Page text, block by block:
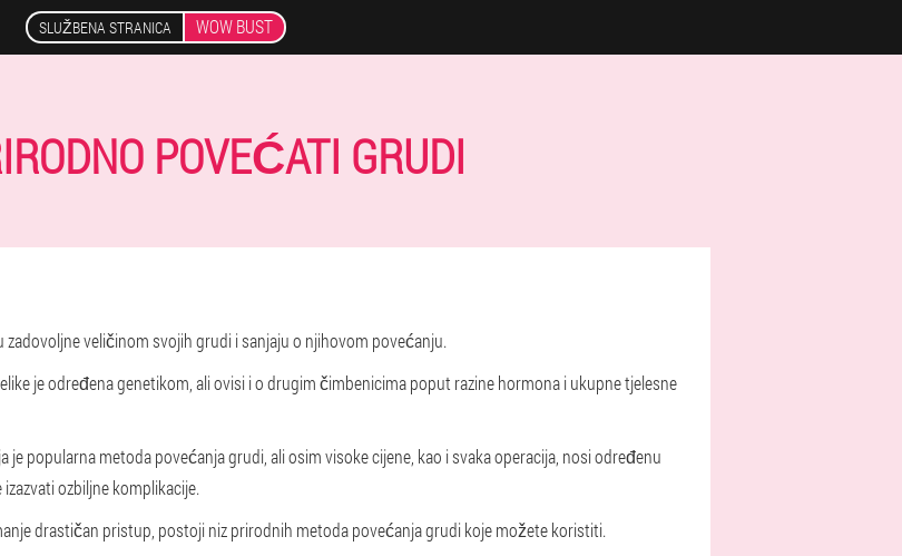
SLUŽBENA STRANICA WOW BUST
POVEĆATI GRUDI
zadovoljne veličinom svojih grudi i sanjaju o njihovom povećanju.
je određena genetikom, ali ovisi i o drugim čimbenicima poput razine hormona i ukupne tjelesne
je popularna metoda povećanja grudi, ali osim visoke cijene, kao i svaka operacija, nosi određenu
ozbiljne komplikacije.
drastičan pristup, postoji niz prirodnih metoda povećanja grudi koje možete koristiti.